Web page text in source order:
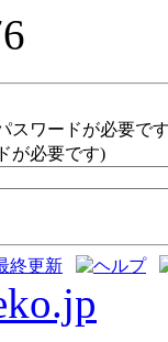
スワードが必要で
が必要です)